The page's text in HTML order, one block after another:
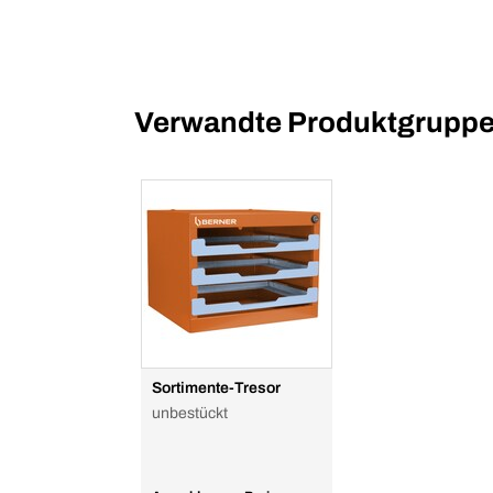
Verwandte
Sortimente-Tresor
unbestückt